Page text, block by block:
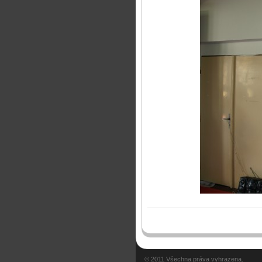
© 2011 Všechna práva vyhrazena.